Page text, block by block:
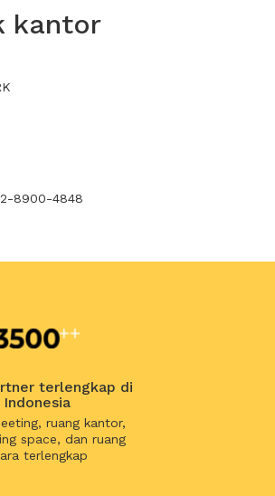
kantor
8900-4848
terlengkap di
Indonesia
ruang kantor,
space, dan ruang
terlengkap